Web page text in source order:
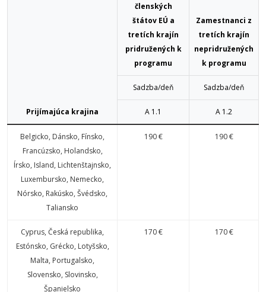
Prijímajúca krajina
členských
štátov EÚ a
tretích krajín
pridružených k
programu
Zamestnanci z
tretích krajín
nepridružených
k programu
Sadzba/deň Sadzba/deň
A 1.1 A 1.2
Belgicko, Dánsko, Fínsko,
Francúzsko, Holandsko,
Írsko, Island, Lichtenštajnsko,
Luxembursko, Nemecko,
Nórsko, Rakúsko, Švédsko,
Taliansko
190 € 190 €
Cyprus, Česká republika,
Estónsko, Grécko, Lotyšsko,
Malta, Portugalsko,
Slovensko, Slovinsko,
Španielsko
170 € 170 €